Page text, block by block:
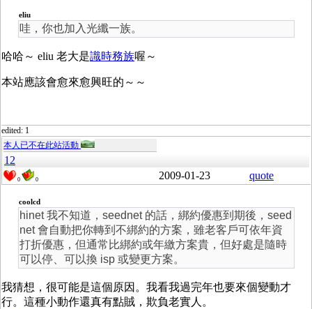
eliu
哇，你也加入光纖一族。
哈哈～ eliu 老大是識時務族喔～
本站應該會愈來愈興旺的～～
edited: 1
本人已不在此站活動
12
0 0 2009-01-23 quote
coolcd
hinet 我不知道，seednet 的話，綁約優惠到期後，seed
net 會自動把你轉到不綁約的方案，雖老客戶可依年資
打折優惠，但通常比綁約或年繳方案貴，但好處是隨時
可以停、可以換 isp 或變更方案。
我猜想，很可能是這個原因。我看我過完年也要來個變動才
行。這種小動作還真有點賊，欺負老實人。